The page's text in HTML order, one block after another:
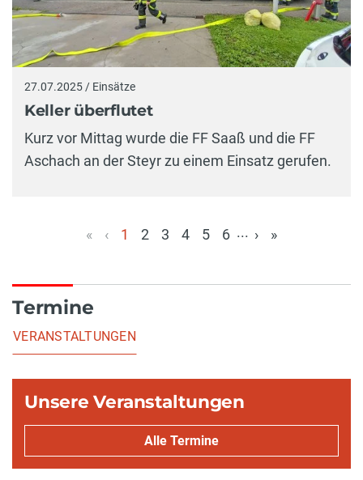
27.07.2025 / Einsätze
Keller überflutet
Kurz vor Mittag wurde die FF Saaß und die FF
Aschach an der Steyr zu einem Einsatz gerufen.
« ‹
1
2 3 4 5 6 ... › »
Termine
VERANSTALTUNGEN
Unsere Veranstaltungen
Alle Termine